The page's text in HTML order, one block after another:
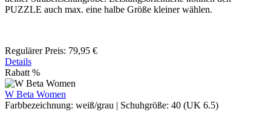
PUZZLE auch max. eine halbe Größe kleiner wählen.
Regulärer Preis: 79,95 €
Details
Rabatt %
W Beta Women
Farbbezeichnung: weiß/grau | Schuhgröße: 40 (UK 6.5)